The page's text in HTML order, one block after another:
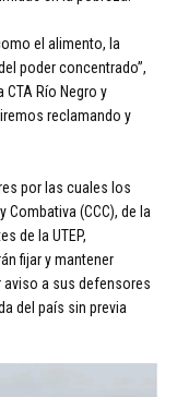
el alimento, la
poder concentrado”,
Río Negro y
reclamando y
por las cuales los
(CCC), de la
de la UTEP,
fijar y mantener
aviso a sus defensores
del país sin previa